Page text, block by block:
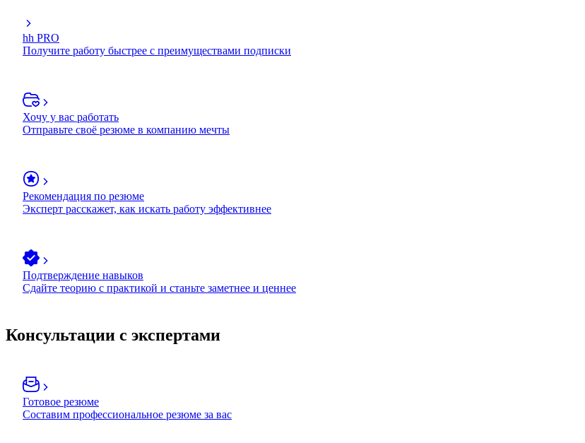
hh PRO
Получите работу быстрее с преимуществами подписки
Хочу у вас работать
Отправьте своё резюме в компанию мечты
Рекомендация по резюме
Эксперт расскажет, как искать работу эффективнее
Подтверждение навыков
Сдайте теорию с практикой и станьте заметнее и ценнее
Консультации с экспертами
Готовое резюме
Составим профессиональное резюме за вас